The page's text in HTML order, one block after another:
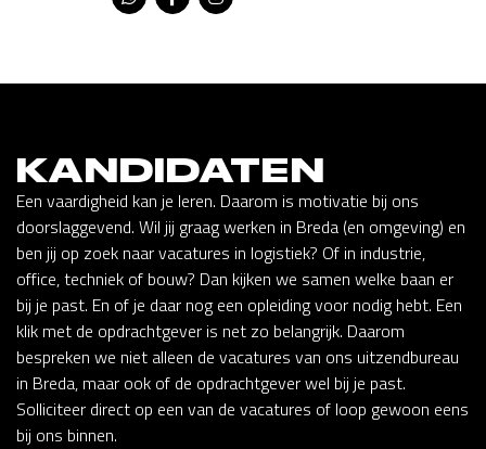
KANDIDATEN
Een vaardigheid kan je leren. Daarom is motivatie bij ons
doorslaggevend. Wil jij graag werken in Breda (en omgeving) en
ben jij op zoek naar vacatures in logistiek? Of in industrie,
office, techniek of bouw? Dan kijken we samen welke baan er
bij je past. En of je daar nog een opleiding voor nodig hebt. Een
klik met de opdrachtgever is net zo belangrijk. Daarom
bespreken we niet alleen de vacatures van ons uitzendbureau
in Breda, maar ook of de opdrachtgever wel bij je past.
Solliciteer direct op een van de vacatures of loop gewoon eens
bij ons binnen.